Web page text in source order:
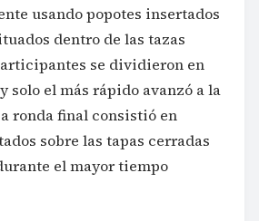
usando popotes insertados
dentro de las tazas
se dividieron en
solo el más rápido avanzó a la
ronda final consistió en
sobre las tapas cerradas
el mayor tiempo